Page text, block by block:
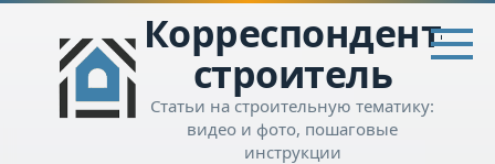
Перейти
контенту
Корреспондент-
строитель
Статьи на строительную тематику:
видео и фото, пошаговые
инструкции